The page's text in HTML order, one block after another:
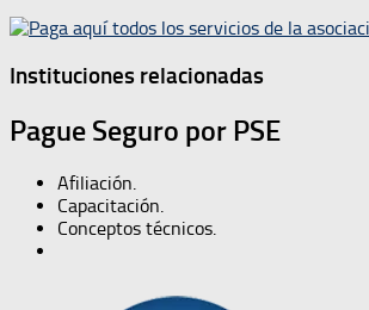
Instituciones relacionadas
Pague Seguro por PSE
Afiliación.
Capacitación.
Conceptos técnicos.